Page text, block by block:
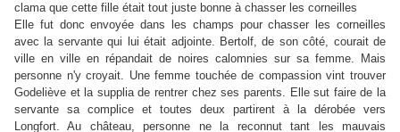
clama que cette fille était tout juste bonne à chasser les corneilles
Elle fut donc envoyée dans les champs pour chasser les corneilles
avec la servante qui lui était adjointe. Bertolf, de son côté, courait de
ville en ville en répandait de noires calomnies sur sa femme. Mais
personne n'y croyait. Une femme touchée de compassion vint trouver
Godeliève et la supplia de rentrer chez ses parents. Elle sut faire de la
servante sa complice et toutes deux partirent à la dérobée vers
Longfort. Au château, personne ne la reconnut tant les mauvais